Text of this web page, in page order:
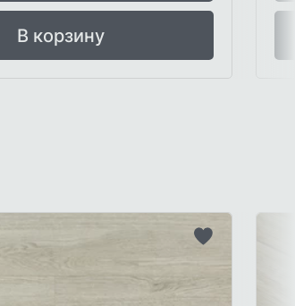
В корзину